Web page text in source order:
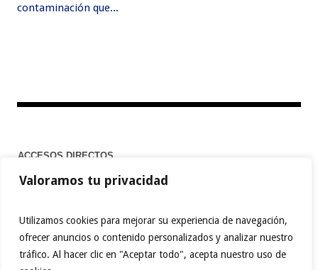
Valoramos tu privacidad
Utilizamos cookies para mejorar su experiencia de navegación,
ofrecer anuncios o contenido personalizados y analizar nuestro
tráfico. Al hacer clic en "Aceptar todo", acepta nuestro uso de
contaminación que...
ACCESOS DIRECTOS
Home